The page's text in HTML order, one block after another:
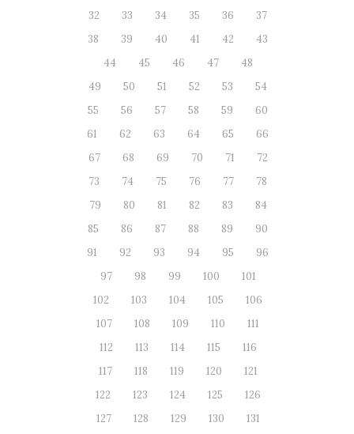
32
33 34 35 36
37
38
39 40 41 42
43
44
45 46 47
48
49
50 51 52 53
54
55
56 57 58 59
60
61
62 63 64 65
66
67
68 69 70 71
72
73
74 75 76 77
78
79
80 81 82 83
84
85
86 87 88 89
90
91
92 93 94 95
96
97
98 99 100
101
102
103 104 105
106
107
108 109 110
111
112
113 114 115
116
117
118 119 120
121
122
123 124 125
126
127
128 129 130
131